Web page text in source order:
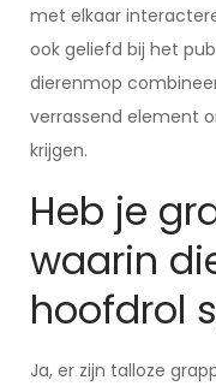
met elkaar
ook geliefd bij het
dierenmop
verrassend element
krijgen.
Heb je
waarin
hoofdrol
Ja, er zijn talloze